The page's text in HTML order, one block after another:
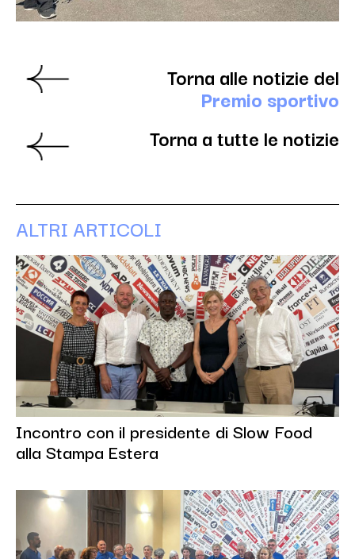
Torna alle notizie del
Premio sportivo
Torna a tutte le notizie
ALTRI ARTICOLI
Incontro con il presidente di Slow Food
alla Stampa Estera